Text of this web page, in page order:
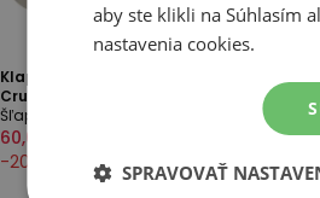
Klapky dámske Crocs Classic
Crush Clog 207521-2Y2 - krémové
Šľapky
60,00 €
-20
-20%
aby ste klikli na Súhlasím
nastavenia cookies.
SPRAVOVAŤ